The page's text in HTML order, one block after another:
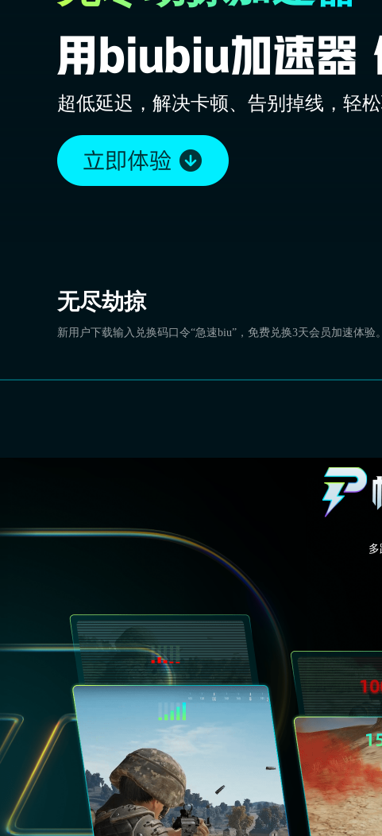
超低延迟，解决卡顿、告别掉线，轻
无尽劫掠
新用户下载输入兑换码口令“急速biu”，免费兑换3天会员加速体验。
多